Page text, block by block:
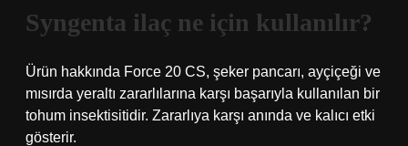
Syngenta ilaç ne için kullanılır?
Ürün hakkında Force 20 CS, şeker pancarı, ayçiçeği ve
mısırda yeraltı zararlılarına karşı başarıyla kullanılan bir
tohum insektisitidir. Zararlıya karşı anında ve kalıcı etki
gösterir.